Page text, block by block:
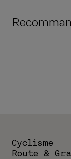
Cyclisme
Route &